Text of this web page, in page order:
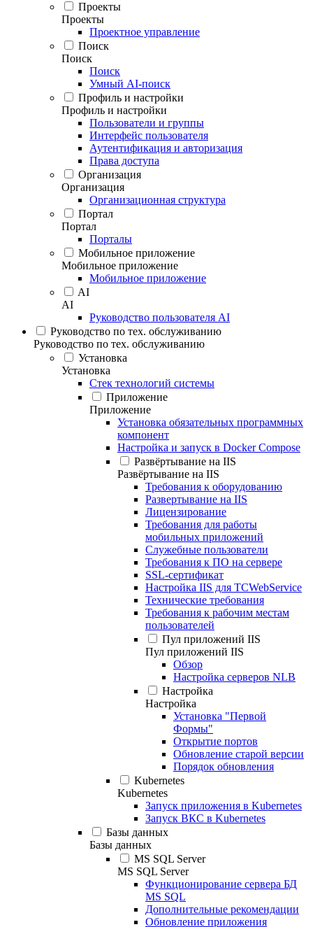
Проекты
Проекты
Проектное управление
Поиск
Поиск
Поиск
Умный AI-поиск
Профиль и настройки
Профиль и настройки
Пользователи и группы
Интерфейс пользователя
Аутентификация и авторизация
Права доступа
Организация
Организация
Организационная структура
Портал
Портал
Порталы
Мобильное приложение
Мобильное приложение
Мобильное приложение
AI
AI
Руководство пользователя AI
Руководство по тех. обслуживанию
Руководство по тех. обслуживанию
Установка
Установка
Стек технологий системы
Приложение
Приложение
Установка обязательных программных
компонент
Настройка и запуск в Docker Compose
Развёртывание на IIS
Развёртывание на IIS
Требования к оборудованию
Развертывание на IIS
Лицензирование
Требования для работы
мобильных приложений
Служебные пользователи
Требования к ПО на сервере
SSL-сертификат
Настройка IIS для TCWebService
Технические требования
Требования к рабочим местам
пользователей
Пул приложений IIS
Пул приложений IIS
Обзор
Настройка серверов NLB
Настройка
Настройка
Установка "Первой
Формы"
Открытие портов
Обновление старой версии
Порядок обновления
Kubernetes
Kubernetes
Запуск приложения в Kubernetes
Запуск ВКС в Kubernetes
Базы данных
Базы данных
MS SQL Server
MS SQL Server
Функционирование сервера БД
MS SQL
Дополнительные рекомендации
Обновление приложения